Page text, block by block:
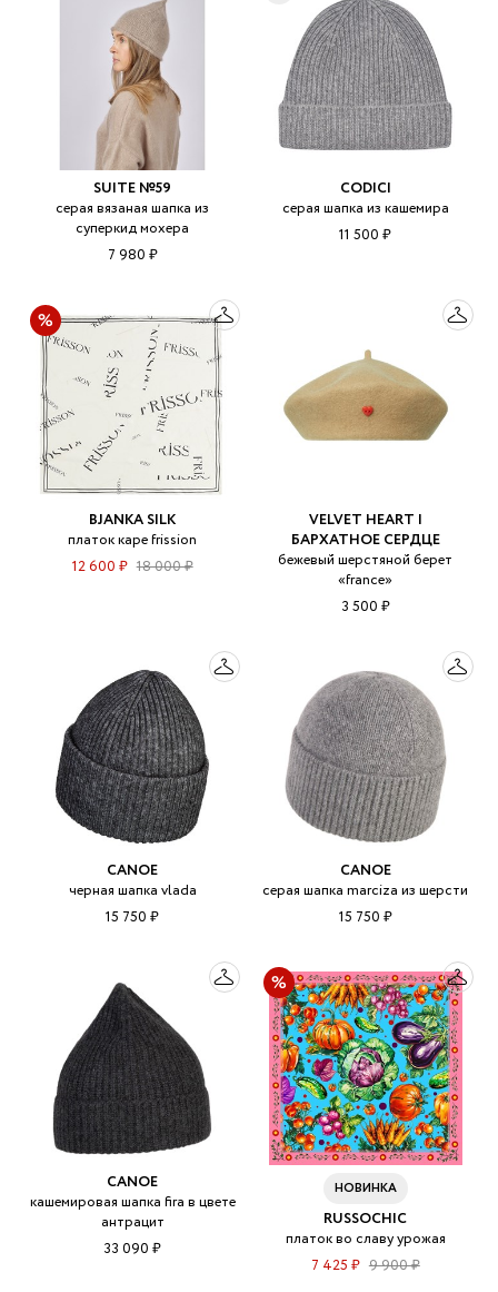
SUITE №59
серая вязаная шапка из
суперкид мохера
7 980 ₽
CODICI
серая шапка из кашемира
11 500 ₽
BJANKA SILK
платок каре frission
12 600 ₽ 18 000 ₽
VELVET HEART |
БАРХАТНОЕ СЕРДЦЕ
бежевый шерстяной берет
«france»
3 500 ₽
CANOE
черная шапка vlada
15 750 ₽
CANOE
серая шапка marciza из шерсти
15 750 ₽
CANOE
кашемировая шапка fira в цвете
антрацит
33 090 ₽
НОВИНКА
RUSSOCHIC
платок во славу урожая
7 425 ₽ 9 900 ₽